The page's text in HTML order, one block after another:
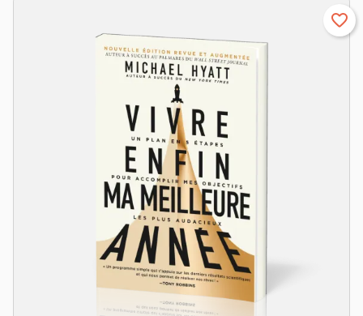
favorite_border